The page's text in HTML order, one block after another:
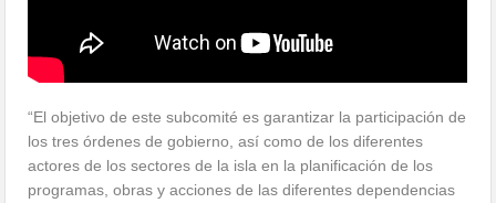
“El objetivo de este subcomité es garantizar la participación de
los tres órdenes de gobierno, así como de los diferentes
actores de los sectores de la isla en la planificación de los
programas, obras y acciones de las diferentes dependencias